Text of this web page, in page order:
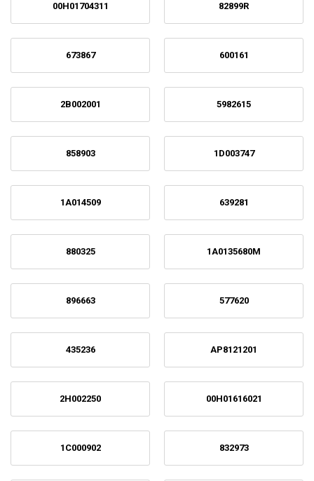
00H01704311 82899R
673867 600161
2B002001 5982615
858903 1D003747
1A014509 639281
880325 1A0135680M
896663 577620
435236 AP8121201
2H002250 00H01616021
1C000902 832973